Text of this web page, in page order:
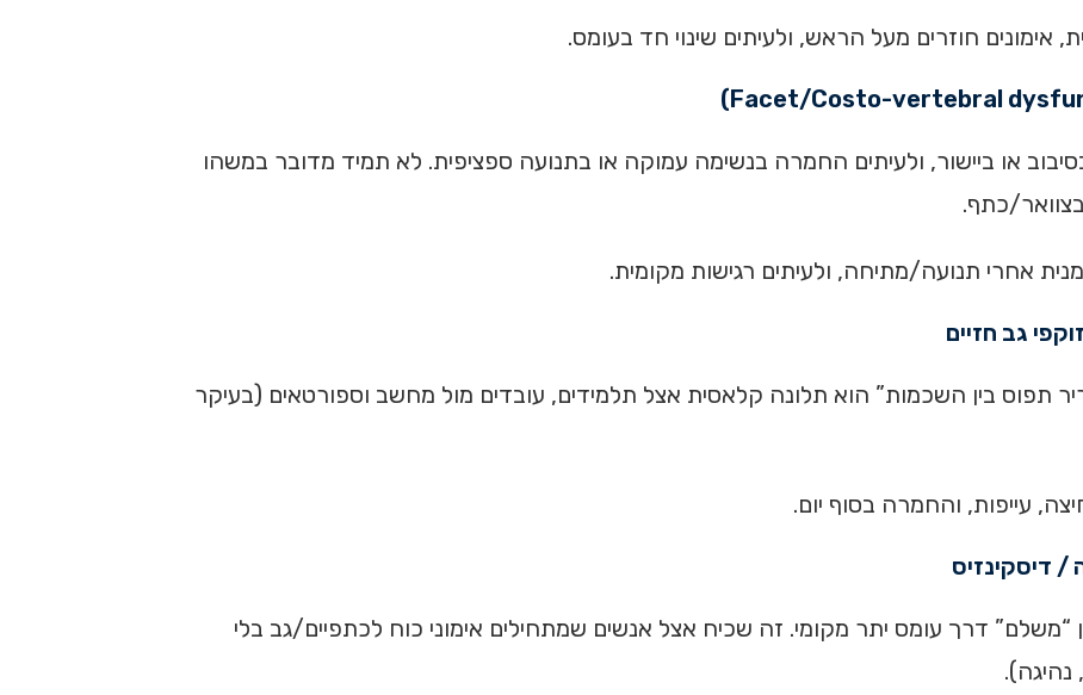
חוזרים מעל הראש, ולעיתים שינוי חד בעומס.
או ביישור, ולעיתים החמרה בנשימה עמוקה או בתנועה ספציפית. לא תמיד מדובר במשהו
בצוואר/כתף.
אחרי תנועה/מתיחה, ולעיתים רגישות מקומית.
גב חזיים
תפוס בין השכמות” הוא תלונה קלאסית אצל תלמידים, עובדים מול מחשב וספורטאים (בעיקר
עייפות, והחמרה בסוף יום.
/ דיסקינזיס
דרך עומס יתר מקומי. זה שכיח אצל אנשים שמתחילים אימוני כוח לכתפיים/גב בלי